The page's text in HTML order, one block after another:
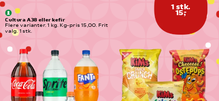
1 stk.
15,-
Cultura A38 eller kefir
Flere varianter. 1 kg. Kg-pris 15,00. Frit
valg. 1 stk.